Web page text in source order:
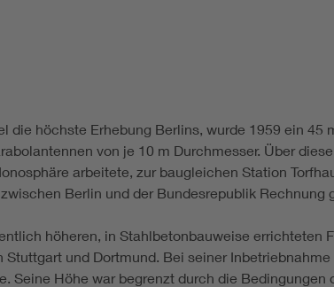
höchste Erhebung Berlins, wurde 1959 ein 45
von je 10 m Durchmesser. Über
arbeitete, zur baugleichen Station
Berlin und der Bundesrepublik Rechnung
höheren, in Stahlbetonbauweise errichteten
und Dortmund. Bei seiner
Seine Höhe war begrenzt durch die